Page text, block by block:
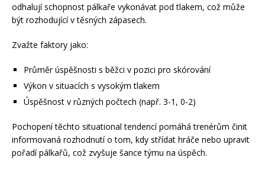
odhalují schopnost pálkaře vykonávat pod tlakem, což může
být rozhodující v těsných zápasech.
Zvažte faktory jako:
Průměr úspěšnosti s běžci v pozici pro skórování
Výkon v situacích s vysokým tlakem
Úspěšnost v různých počtech (např. 3-1, 0-2)
Pochopení těchto situational tendencí pomáhá trenérům činit
informovaná rozhodnutí o tom, kdy střídat hráče nebo upravit
pořadí pálkařů, což zvyšuje šance týmu na úspěch.